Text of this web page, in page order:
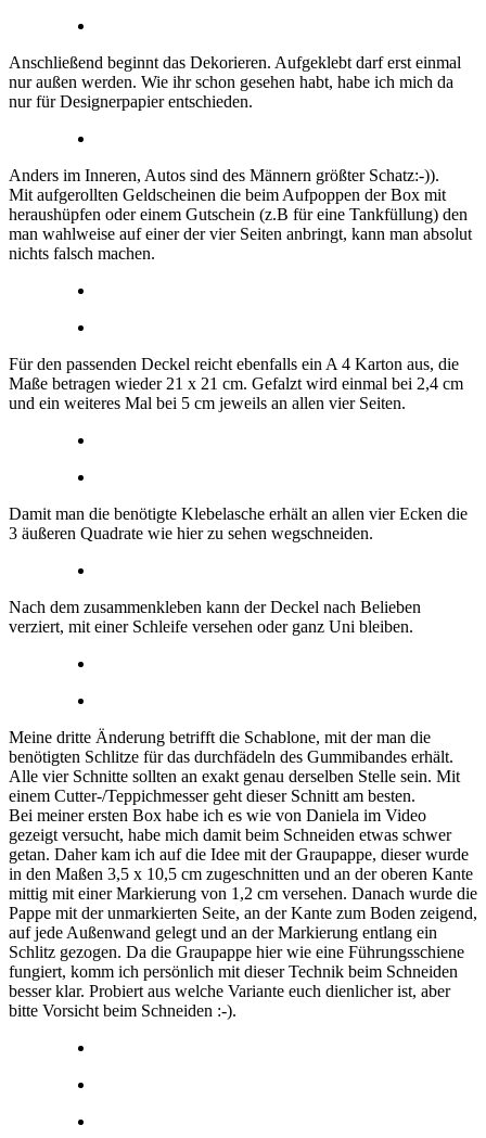
Anschließend beginnt das Dekorieren. Aufgeklebt darf erst einmal
nur außen werden. Wie ihr schon gesehen habt, habe ich mich da
nur für Designerpapier entschieden.
Anders im Inneren, Autos sind des Männern größter Schatz:-)).
Mit aufgerollten Geldscheinen die beim Aufpoppen der Box mit
heraushüpfen oder einem Gutschein (z.B für eine Tankfüllung) den
man wahlweise auf einer der vier Seiten anbringt, kann man absolut
nichts falsch machen.
Für den passenden Deckel reicht ebenfalls ein A 4 Karton aus, die
Maße betragen wieder 21 x 21 cm. Gefalzt wird einmal bei 2,4 cm
und ein weiteres Mal bei 5 cm jeweils an allen vier Seiten.
Damit man die benötigte Klebelasche erhält an allen vier Ecken die
3 äußeren Quadrate wie hier zu sehen wegschneiden.
Nach dem zusammenkleben kann der Deckel nach Belieben
verziert, mit einer Schleife versehen oder ganz Uni bleiben.
Meine dritte Änderung betrifft die Schablone, mit der man die
benötigten Schlitze für das durchfädeln des Gummibandes erhält.
Alle vier Schnitte sollten an exakt genau derselben Stelle sein. Mit
einem Cutter-/Teppichmesser geht dieser Schnitt am besten.
Bei meiner ersten Box habe ich es wie von Daniela im Video
gezeigt versucht, habe mich damit beim Schneiden etwas schwer
getan. Daher kam ich auf die Idee mit der Graupappe, dieser wurde
in den Maßen 3,5 x 10,5 cm zugeschnitten und an der oberen Kante
mittig mit einer Markierung von 1,2 cm versehen. Danach wurde die
Pappe mit der unmarkierten Seite, an der Kante zum Boden zeigend,
auf jede Außenwand gelegt und an der Markierung entlang ein
Schlitz gezogen. Da die Graupappe hier wie eine Führungsschiene
fungiert, komm ich persönlich mit dieser Technik beim Schneiden
besser klar. Probiert aus welche Variante euch dienlicher ist, aber
bitte Vorsicht beim Schneiden :-).